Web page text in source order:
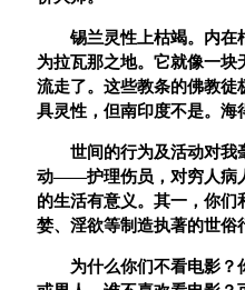
锡兰灵性上枯竭。内在
为拉瓦那之地。它就像一
流走了。这些教条的佛教徒
具灵性，但南印度不是。海
世间的行为及活动对我
动——护理伤员，对穷人病
的生活有意义。其一，你
婪、淫欲等制造执著的世俗
为什么你们不看电影？